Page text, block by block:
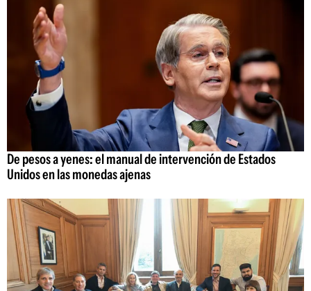
De pesos a yenes: el manual de intervención de Estados
Unidos en las monedas ajenas